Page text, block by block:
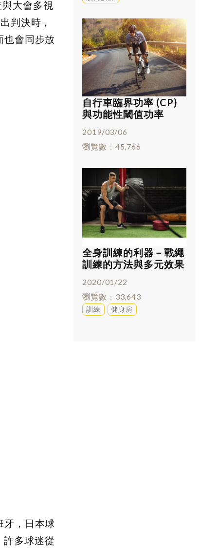
大會多視
判決時，
也會同步放
牙，日本球
多球迷從
自行車臨界功率 (CP)
與功能性閾值功率
2019/03/06
瀏覽數
45,766
全身訓練的利器－戰繩
訓練的方法與多元效果
2020/01/22
瀏覽數
33,643
訓練 健身房